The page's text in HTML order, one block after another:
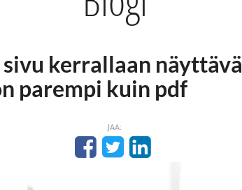
kerrallaan näyttävä
parempi kuin pdf
JAA: